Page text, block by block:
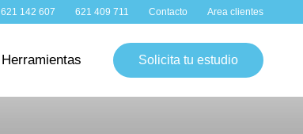
WhatsApp:
621 142 607 Teléfono:
621 409 711 Contacto:
Contacto Clientes:
Area clientes
Herramientas Solicita tu estudio